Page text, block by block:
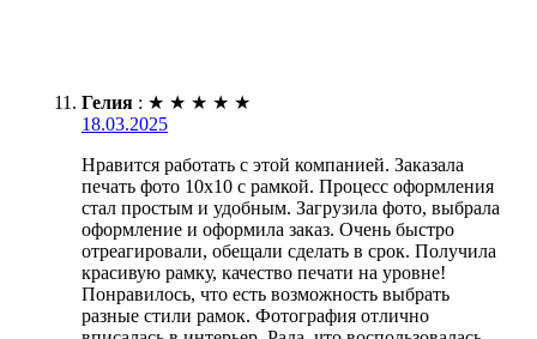
Гелия : ★ ★ ★ ★ ★
18.03.2025
Нравится работать с этой компанией. Заказала
печать фото 10х10 с рамкой. Процесс оформления
стал простым и удобным. Загрузила фото, выбрала
оформление и оформила заказ. Очень быстро
отреагировали, обещали сделать в срок. Получила
красивую рамку, качество печати на уровне!
Понравилось, что есть возможность выбрать
разные стили рамок. Фотография отлично